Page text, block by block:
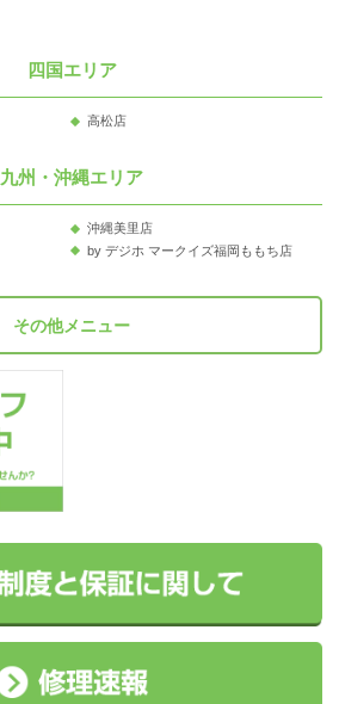
四国エリア
高松店
九州・沖縄エリア
沖縄美里店
by デジホ マークイズ福岡ももち店
その他メニュー